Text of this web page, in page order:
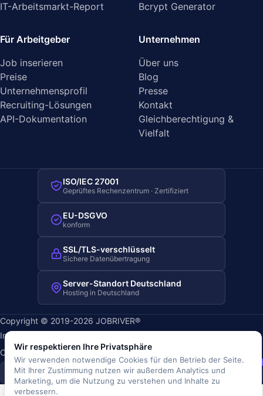
IT-Arbeitsmarkt-Report
Bcrypt Generator
Für Arbeitgeber
Job inserieren
Preise
Unternehmensprofil
Recruiting-Lösungen
API-Dokumentation
Unternehmen
Über uns
Blog
Presse
Kontakt
Gleichberechtigung &
Vielfalt
ISO/IEC 27001
Geprüftes Rechenzentrum · Zertifiziert
EU-DSGVO
konform
SSL/TLS-verschlüsselt
Sichere Datenübertragung
Server-Standort Deutschland
Hosting in Deutschland
Copyright © 2019-2026 JOBRIVER®
Impressum
Cookie-Richtlinie· Cookie-Einstellungen
SiSt JR
Wir respektieren Ihre Privatsphäre
Wir verwenden notwendige Cookies für den Betrieb der Seite.
Mit Ihrer Zustimmung nutzen wir außerdem Analytics und
Marketing, um die Nutzung zu verstehen und Inhalte zu
verbessern.